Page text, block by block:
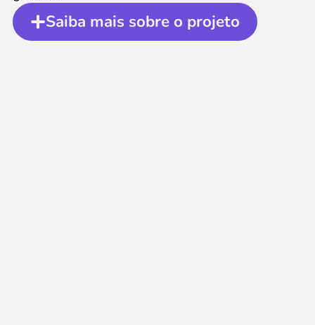
Saiba mais sobre o projeto